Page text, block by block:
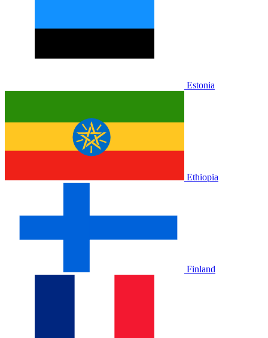
Estonia
Ethiopia
Finland